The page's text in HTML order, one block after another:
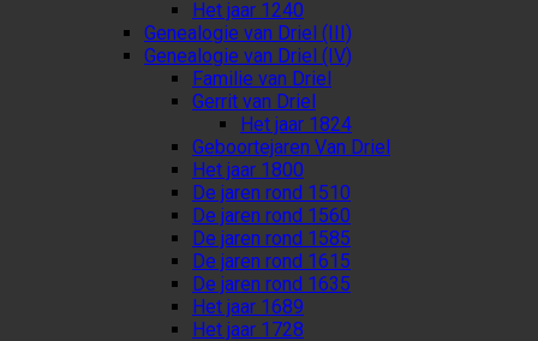
Het jaar 1240
Genealogie van Driel (III)
Genealogie van Driel (IV)
Familie van Driel
Gerrit van Driel
Het jaar 1824
Geboortejaren Van Driel
Het jaar 1800
De jaren rond 1510
De jaren rond 1560
De jaren rond 1585
De jaren rond 1615
De jaren rond 1635
Het jaar 1689
Het jaar 1728